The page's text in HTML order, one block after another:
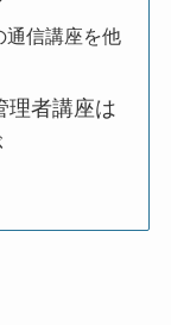
通信講座を他
理者講座は